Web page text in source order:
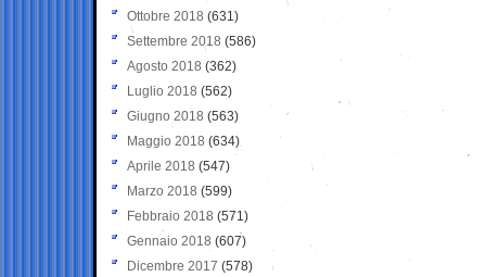
Ottobre 2018 (631)
Settembre 2018 (586)
Agosto 2018 (362)
Luglio 2018 (562)
Giugno 2018 (563)
Maggio 2018 (634)
Aprile 2018 (547)
Marzo 2018 (599)
Febbraio 2018 (571)
Gennaio 2018 (607)
Dicembre 2017 (578)